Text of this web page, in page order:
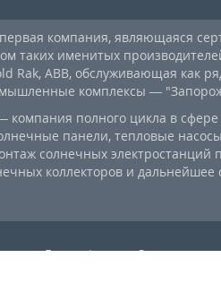
компания, являющаяся
таких именитых
Rak, ABB, обслуживающая как
комплексы —
компания полного цикла в сфере
панели, тепловые
солнечных электростанций
коллекторов и
«Eco-system» —